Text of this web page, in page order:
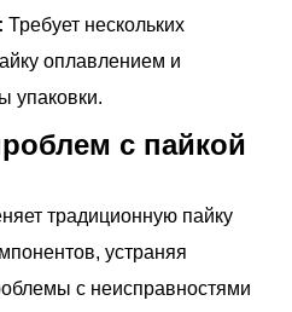
Требует нескольких
оплавлением и
упаковки.
с пайкой
традиционную пайку
устраняя
с неисправностями